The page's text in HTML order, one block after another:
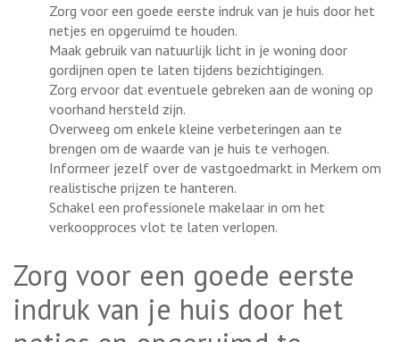
Zorg voor een goede eerste indruk van je huis door het
netjes en opgeruimd te houden.
Maak gebruik van natuurlijk licht in je woning door
gordijnen open te laten tijdens bezichtigingen.
Zorg ervoor dat eventuele gebreken aan de woning op
voorhand hersteld zijn.
Overweeg om enkele kleine verbeteringen aan te
brengen om de waarde van je huis te verhogen.
Informeer jezelf over de vastgoedmarkt in Merkem om
realistische prijzen te hanteren.
Schakel een professionele makelaar in om het
verkoopproces vlot te laten verlopen.
Zorg voor een goede eerste
indruk van je huis door het